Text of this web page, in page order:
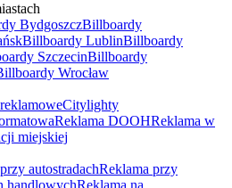
BydgoszczBillboardy
Billboardy LublinBillboardy
SzczecinBillboardy
Wrocław
Citylighty
Reklama DOOHReklama w
miejskiej
autostradachReklama przy
handlowychReklama na